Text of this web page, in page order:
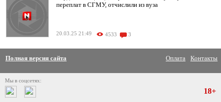
переплат в СГМУ, отчислили из вуза
20.03.25 21:49 4533 3
Полная версия сайта Оплата Контакты
Мы в соцсетях:
18+